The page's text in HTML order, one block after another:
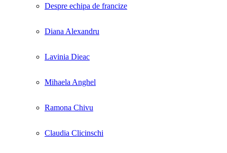
Despre echipa de francize
Diana Alexandru
Lavinia Dieac
Mihaela Anghel
Ramona Chivu
Claudia Clicinschi